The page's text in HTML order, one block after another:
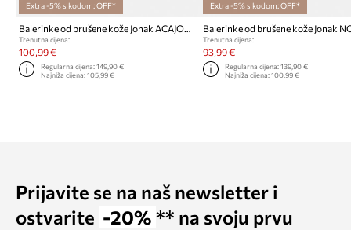
Extra -5% s kodom: OFF*
Balerinke od brušene kože Jonak ACAJOU VELOURS
Trenutna cijena:
100,99 €
Regularna cijena:149,90 €
Najniža cijena:105,99 €
Extra -5% s kodom: OFF*
Trenutna cijena:
93,99 €
Regularna cijena: 139,90 €
Najniža cijena: 100,99 €
Prijavite se na naš newsletter i
ostvarite -20% ** na svoju prvu